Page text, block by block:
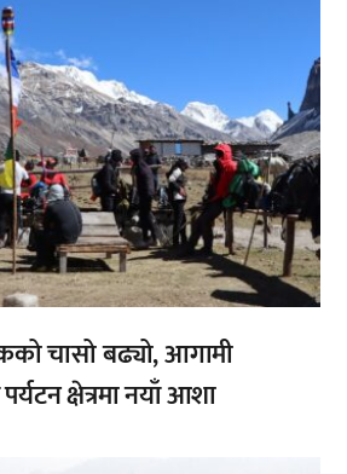
चासो बढ्यो, आगामी
क्षेत्रमा नयाँ आशा